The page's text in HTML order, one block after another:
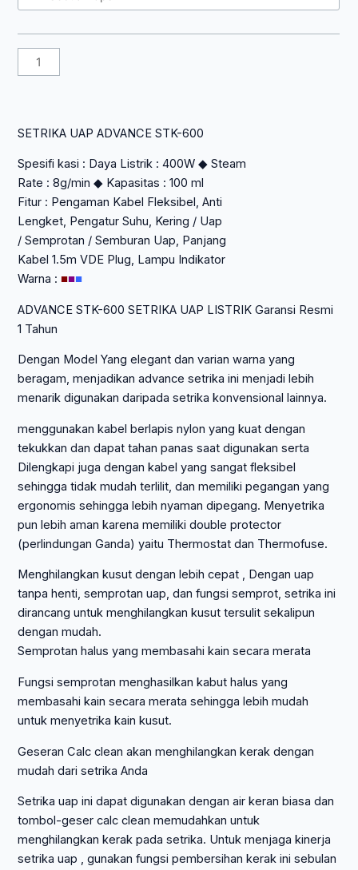
STK-
SETRIKA UAP ADVANCE STK-600
Spesifi kasi : Daya Listrik : 400W ◆ Steam
Rate : 8g/min ◆ Kapasitas : 100 ml
Fitur : Pengaman Kabel Fleksibel, Anti
Lengket, Pengatur Suhu, Kering / Uap
/ Semprotan / Semburan Uap, Panjang
Kabel 1.5m VDE Plug, Lampu Indikator
Warna :■■■
ADVANCE STK-600 SETRIKA UAP LISTRIK Garansi Resmi
1 Tahun
Dengan Model Yang elegant dan varian warna yang
beragam, menjadikan advance setrika ini menjadi lebih
menarik digunakan daripada setrika konvensional lainnya.
menggunakan kabel berlapis nylon yang kuat dengan
tekukkan dan dapat tahan panas saat digunakan serta
Dilengkapi juga dengan kabel yang sangat fleksibel
sehingga tidak mudah terlilit, dan memiliki pegangan yang
ergonomis sehingga lebih nyaman dipegang. Menyetrika
pun lebih aman karena memiliki double protector
(perlindungan Ganda) yaitu Thermostat dan Thermofuse.
Menghilangkan kusut dengan lebih cepat , Dengan uap
tanpa henti, semprotan uap, dan fungsi semprot, setrika ini
dirancang untuk menghilangkan kusut tersulit sekalipun
dengan mudah.
Semprotan halus yang membasahi kain secara merata
Fungsi semprotan menghasilkan kabut halus yang
membasahi kain secara merata sehingga lebih mudah
untuk menyetrika kain kusut.
Geseran Calc clean akan menghilangkan kerak dengan
mudah dari setrika Anda
Setrika uap ini dapat digunakan dengan air keran biasa dan
tombol-geser calc clean memudahkan untuk
menghilangkan kerak pada setrika. Untuk menjaga kinerja
setrika uap , gunakan fungsi pembersihan kerak ini sebulan